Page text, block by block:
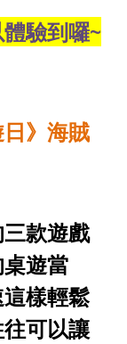
驗到囉~
日》海賊
款遊戲
遊當
樣輕鬆
可以讓